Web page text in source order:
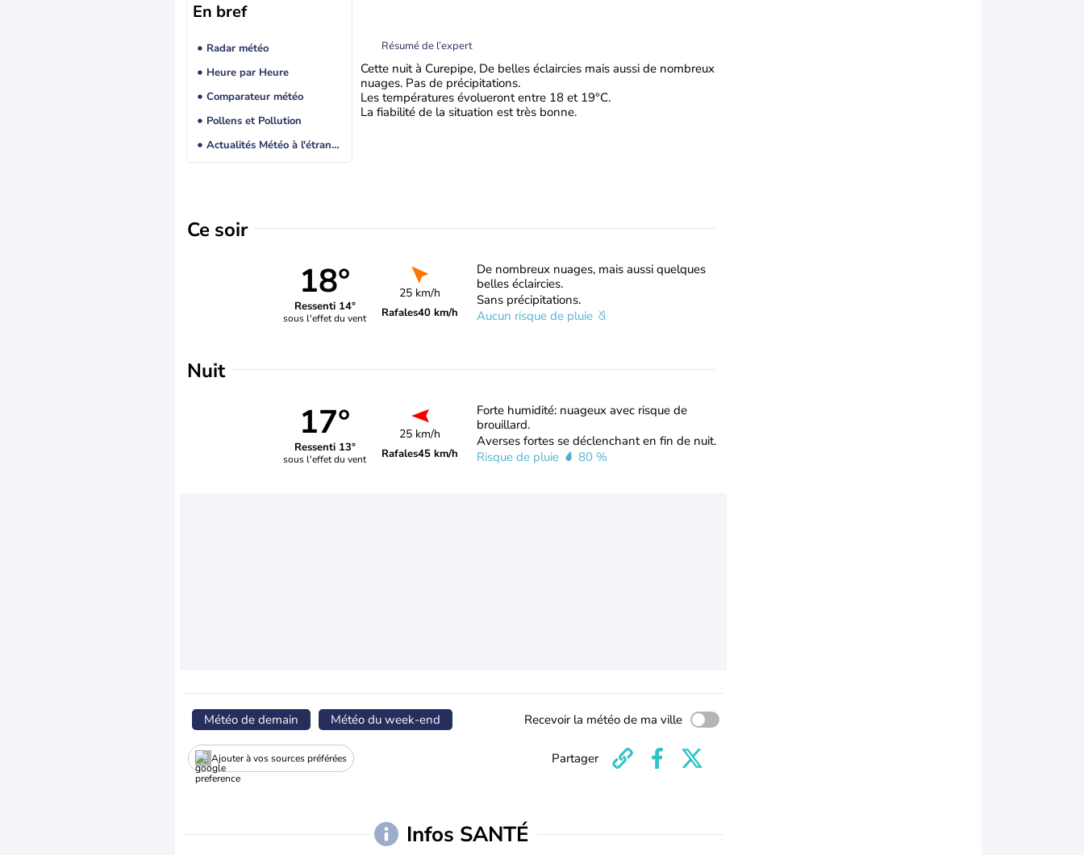
En bref
Radar météo
Heure par Heure
Comparateur météo
Pollens et Pollution
Actualités Météo à l'étranger
Résumé de l’expert
Cette nuit à Curepipe, De belles éclaircies mais aussi de nombreux
nuages. Pas de précipitations.
Les températures évolueront entre 18 et 19°C.
La fiabilité de la situation est très bonne.
Ce soir
18°
Ressenti 14°
sous l'effet du vent
25 km/h
Rafales40 km/h
De nombreux nuages, mais aussi quelques
belles éclaircies.
Sans précipitations.
Aucun risque de pluie
Nuit
17°
Ressenti 13°
sous l'effet du vent
25 km/h
Rafales45 km/h
Forte humidité: nuageux avec risque de
brouillard.
Averses fortes se déclenchant en fin de nuit.
Risque de pluie
80 %
Météo de demain Météo du week-end Recevoir la météo de ma ville
Ajouter à vos sources préférées Partager
Infos SANTÉ